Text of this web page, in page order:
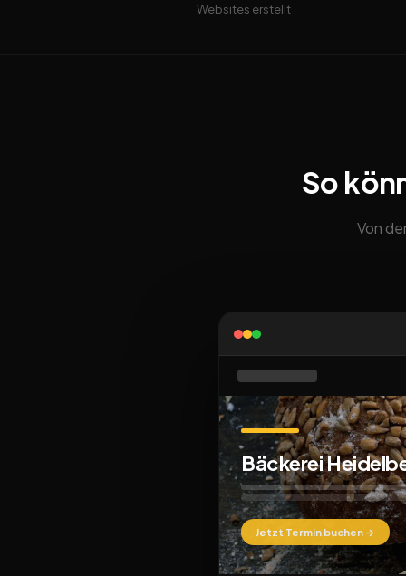
Websites erstellt
So
Von
Bäckerei
Jetzt Termin buchen →